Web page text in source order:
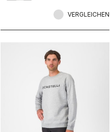
VERGLEICHEN